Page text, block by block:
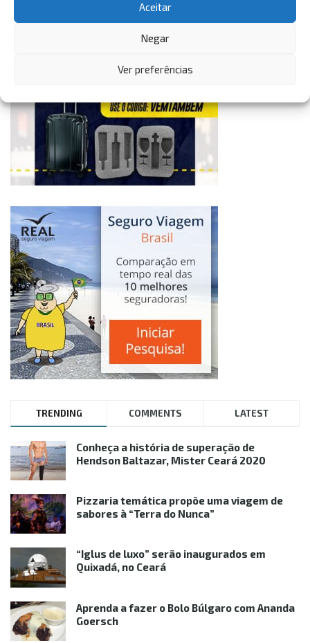
Aceitar
Negar
Ver preferências
TRENDING COMMENTS LATEST
Conheça a história de superação de
Hendson Baltazar, Mister Ceará 2020
Pizzaria temática propõe uma viagem de
sabores à “Terra do Nunca”
“Iglus de luxo” serão inaugurados em
Quixadá, no Ceará
Aprenda a fazer o Bolo Búlgaro com Ananda
Goersch